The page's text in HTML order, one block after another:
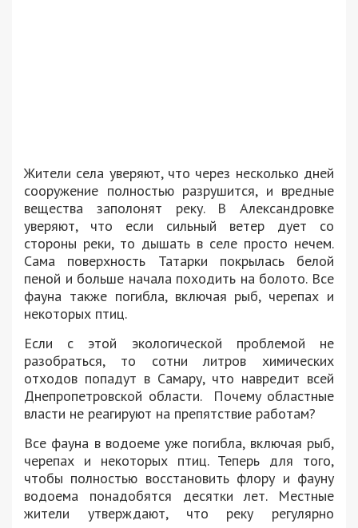
Жители села уверяют, что через несколько дней
сооружение полностью разрушится, и вредные
вещества заполонят реку. В Александровке
уверяют, что если сильный ветер дует со
стороны реки, то дышать в селе просто нечем.
Сама поверхность Татарки покрылась белой
пеной и больше начала походить на болото. Все
фауна также погибла, включая рыб, черепах и
некоторых птиц.
Если с этой экологической проблемой не
разобраться, то сотни литров химических
отходов попадут в Самару, что навредит всей
Днепропетровской области. Почему областные
власти не реагируют на препятствие работам?
Все фауна в водоеме уже погибла, включая рыб,
черепах и некоторых птиц. Теперь для того,
чтобы полностью восстановить флору и фауну
водоема понадобятся десятки лет. Местные
жители утверждают, что реку регулярно